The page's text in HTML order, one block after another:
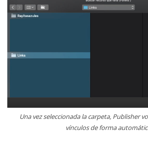
Una vez seleccionada la carpeta, Publisher
vínculos de forma